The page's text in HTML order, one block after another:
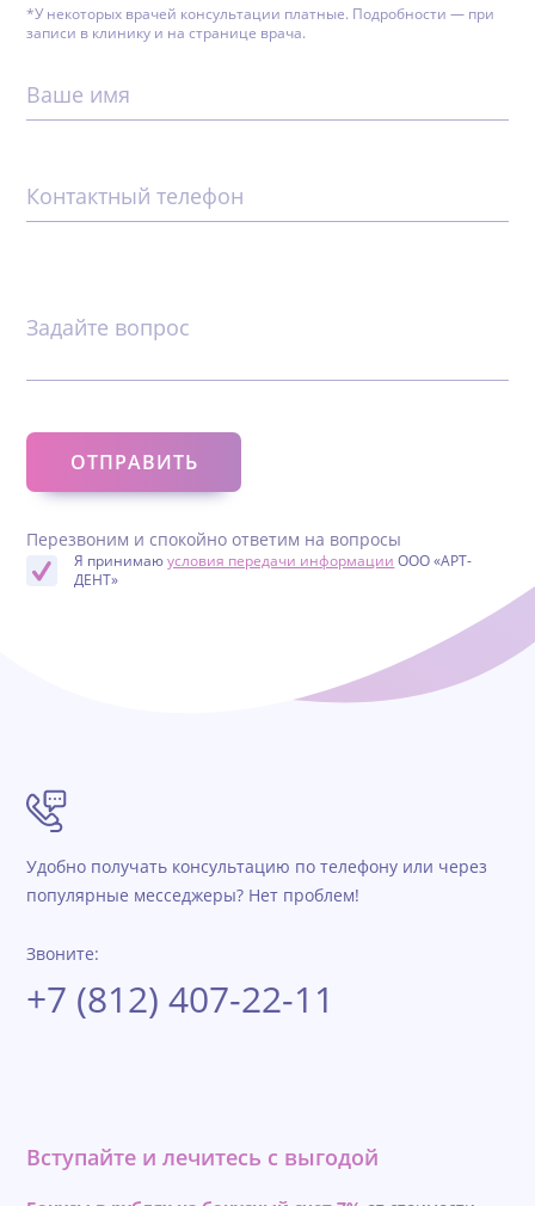
*У некоторых врачей консультации платные. Подробности — при
записи в клинику и на странице врача.
Ваше имя
Контактный телефон
Задайте вопрос
Перезвоним и спокойно ответим на вопросы
Я принимаюусловия передачи информации ООО «АРТ-
ДЕНТ»
Удобно получать консультацию по телефону или через
популярные месседжеры? Нет проблем!
Звоните:
+7 (812) 407-22-11
Вступайте и лечитесь с выгодой